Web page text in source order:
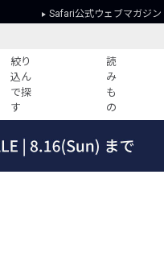
Safari公式ウェブマガジン
絞り
込ん
で探
す
読
み
も
の